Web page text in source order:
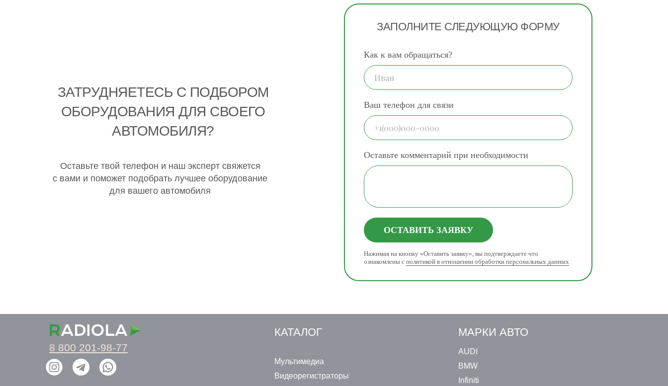
Как к вам обращаться?
Ваш телефон для связи
Оставьте комментарий при необходимости
ОСТАВИТЬ ЗАЯВКУ
Нажимая на кнопку «Оставить заявку», вы подтверждаете что
ознакомлены с политикой в отношении обработки персональных данных
ЗАПОЛНИТЕ СЛЕДУЮЩУЮ ФОРМУ
ЗАТРУДНЯЕТЕСЬ С ПОДБОРОМ
ОБОРУДОВАНИЯ ДЛЯ СВОЕГО
АВТОМОБИЛЯ?
Оставьте твой телефон и наш эксперт свяжется
с вами и поможет подобрать лучшее оборудование
для вашего автомобиля
КАТАЛОГ МАРКИ АВТО
Мультимедиа
Видеорегистраторы
AUDI
BMW
Infiniti
8 800 201-98-77